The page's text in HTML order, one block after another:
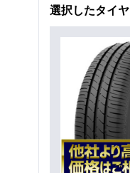
選択したタイヤ